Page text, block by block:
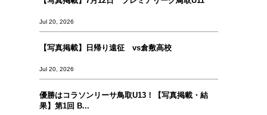
Jul 20, 2026
【写真掲載】日帰り遠征 vs倉敷高校
Jul 20, 2026
優勝はコラソンリーサ鳥取U13！【写真掲載‪‪‪︎︎・結
果】第1回 B...